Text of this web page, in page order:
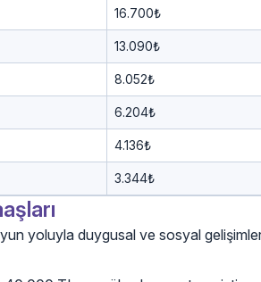
16.700₺
13.090₺
8.052₺
6.204₺
4.136₺
3.344₺
yoluyla duygusal ve sosyal